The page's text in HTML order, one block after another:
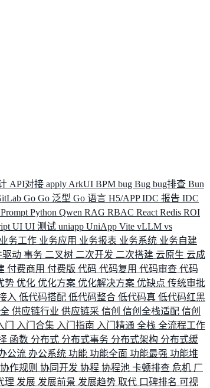
API对接 apply ArkUI BPM bug Bug bug排查 Bun
Go Go 泛型 Go 语言 H5/APPIDC 报告 IDC
Prompt Python Qwen RAG RBAC React Redis ROI
UI UI 测试 uniapp UniApp Vite vLLM vs
业务工作 业务应用 业务报表 业务系统 业务自建
驱动 事务 二叉树 二次开发 二次搭建 云原生 云成
付费商用 付费版 代码 代码复用 代码审查 代码
势 优化 优化方案 优化解决方案 优缺点 传统审批
入 低代码搭配 低代码整合 低代码真 低代码红黑
供应链行业 供应链采 信创 信创全栈适配 信创
门 入门合集 入门指南 入门精通 全栈 全流程工作
函数 分布式 分布式事务 分布式架构 分布式缓
公流 办公系统 功能 功能全面 功能最强 功能堆
协作规则 协同开发 协程 协程池 卡顿排查 危机 厂
理 发展 发展前景 发展趋势 取代 口碑排名 可视